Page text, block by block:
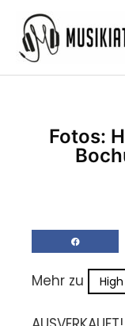
Inhalt
springen
Fotos:
Mehr zu